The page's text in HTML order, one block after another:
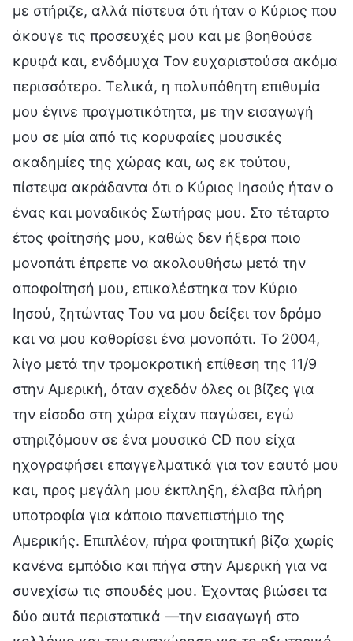
με στήριζε, αλλά πίστευα ότι ήταν ο Κύριος που
άκουγε τις προσευχές μου και με βοηθούσε
κρυφά και, ενδόμυχα Τον ευχαριστούσα ακόμα
περισσότερο. Τελικά, η πολυπόθητη επιθυμία
μου έγινε πραγματικότητα, με την εισαγωγή
μου σε μία από τις κορυφαίες μουσικές
ακαδημίες της χώρας και, ως εκ τούτου,
πίστεψα ακράδαντα ότι ο Κύριος Ιησούς ήταν ο
ένας και μοναδικός Σωτήρας μου. Στο τέταρτο
έτος φοίτησής μου, καθώς δεν ήξερα ποιο
μονοπάτι έπρεπε να ακολουθήσω μετά την
αποφοίτησή μου, επικαλέστηκα τον Κύριο
Ιησού, ζητώντας Του να μου δείξει τον δρόμο
και να μου καθορίσει ένα μονοπάτι. Το 2004,
λίγο μετά την τρομοκρατική επίθεση της 11/9
στην Αμερική, όταν σχεδόν όλες οι βίζες για
την είσοδο στη χώρα είχαν παγώσει, εγώ
στηριζόμουν σε ένα μουσικό CD που είχα
ηχογραφήσει επαγγελματικά για τον εαυτό μου
και, προς μεγάλη μου έκπληξη, έλαβα πλήρη
υποτροφία για κάποιο πανεπιστήμιο της
Αμερικής. Επιπλέον, πήρα φοιτητική βίζα χωρίς
κανένα εμπόδιο και πήγα στην Αμερική για να
συνεχίσω τις σπουδές μου. Έχοντας βιώσει τα
δύο αυτά περιστατικά —την εισαγωγή στο